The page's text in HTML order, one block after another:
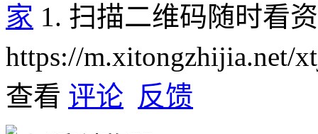
家 1. 扫描二维码随时看
https://m.xitongzhijia.net/
查看 评论 反馈